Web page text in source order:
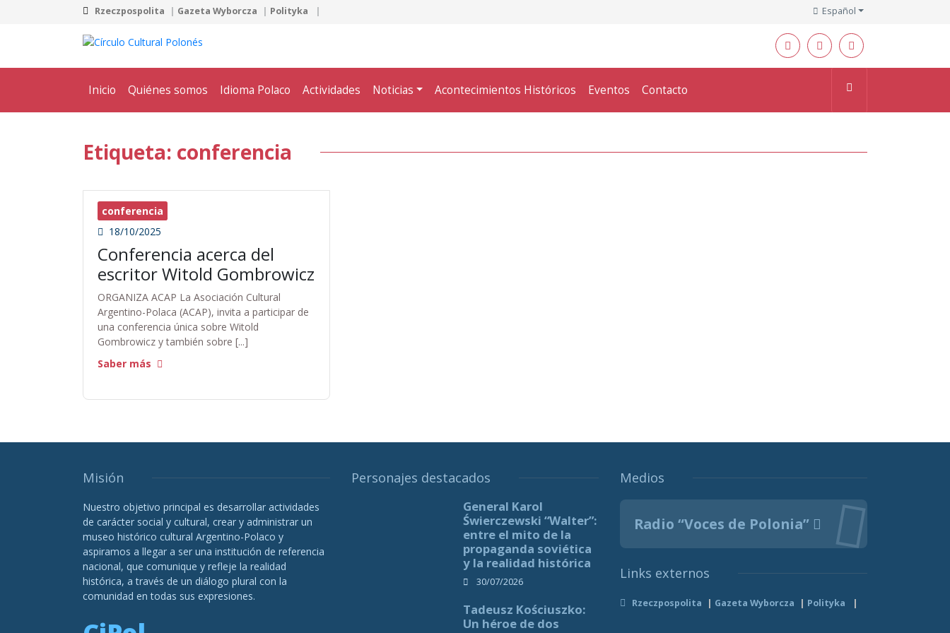
Rzeczpospolita Gazeta Wyborcza Polityka Español
Inicio Quiénes somos Idioma Polaco Actividades Noticias Acontecimientos Históricos Eventos Contacto
Etiqueta: conferencia
conferencia
18/10/2025
Conferencia acerca del
escritor Witold Gombrowicz
ORGANIZA ACAP La Asociación Cultural
Argentino-Polaca (ACAP), invita a participar de
una conferencia única sobre Witold
Gombrowicz y también sobre [...]
Saber más
Misión
Nuestro objetivo principal es desarrollar actividades
de carácter social y cultural, crear y administrar un
museo histórico cultural Argentino-Polaco y
aspiramos a llegar a ser una institución de referencia
nacional, que comunique y refleje la realidad
histórica, a través de un diálogo plural con la
comunidad en todas sus expresiones.
Personajes destacados
General Karol
Świerczewski “Walter”:
entre el mito de la
propaganda soviética
y la realidad histórica
30/07/2026
Tadeusz Kościuszko:
Un héroe de dos
Medios
Radio “Voces de Polonia”
Links externos
Rzeczpospolita Gazeta Wyborcza Polityka